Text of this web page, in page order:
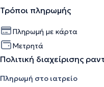
Τρόποι πληρωμής
Πληρωμή με κάρτα
Μετρητά
Πολιτική διαχείρισης
Πληρωμή στο ιατρείο